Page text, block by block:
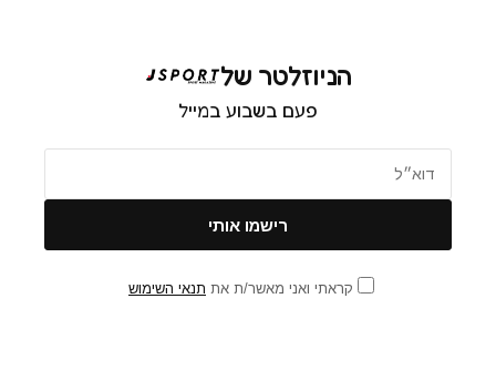
הניוזלטר של
פעם בשבוע במייל
קראתי ואני מאשר/ת את תנאי השימוש